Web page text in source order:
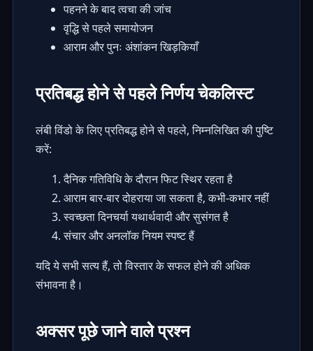
पहनने के बाद त्वचा की जांच
वृद्धि से पहले समायोजन
आराम और पुनः अंशांकन खिड़कियाँ
प्रतिबद्ध होने से पहले निर्णय चेकलिस्ट
लंबी विंडो के लिए प्रतिबद्ध होने से पहले, निम्नलिखित की पुष्टि
करें:
दैनिक गतिविधि के दौरान फिट स्थिर रहता है
आराम बार-बार दोहराया जा सकता है, कभी-कभार नहीं
स्वच्छता दिनचर्या यथार्थवादी और सुसंगत है
संचार और अनलॉक नियम स्पष्ट हैं
यदि ये सभी सत्य हैं, तो विस्तार के सफल होने की अधिक
संभावना है।
अक्सर पूछे जाने वाले प्रश्न